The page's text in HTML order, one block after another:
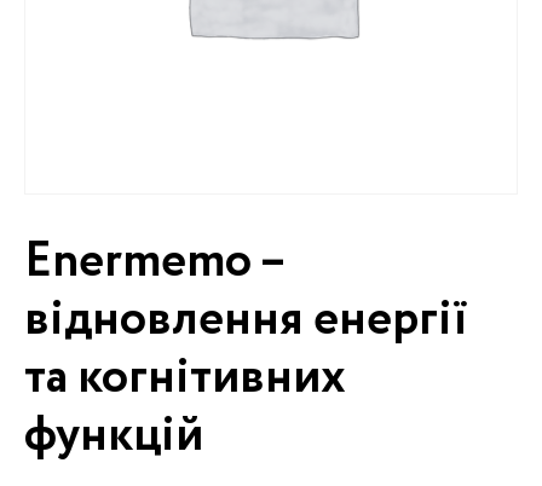
Enermemo –
відновлення енергії
та когнітивних
функцій